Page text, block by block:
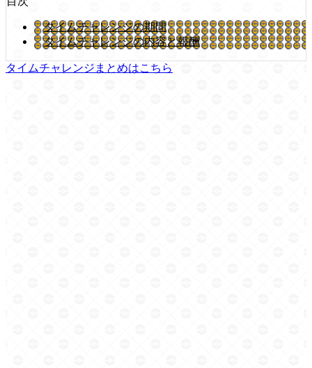
タイムチャレンジの期間
タイムチャレンジの内容と報酬
タイムチャレンジまとめはこちら